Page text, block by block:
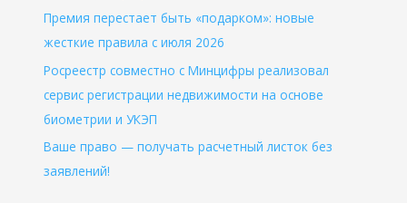
Премия перестает быть «подарком»: новые
жесткие правила с июля 2026
Росреестр совместно с Минцифры реализовал
сервис регистрации недвижимости на основе
биометрии и УКЭП
Ваше право — получать расчетный листок без
заявлений!